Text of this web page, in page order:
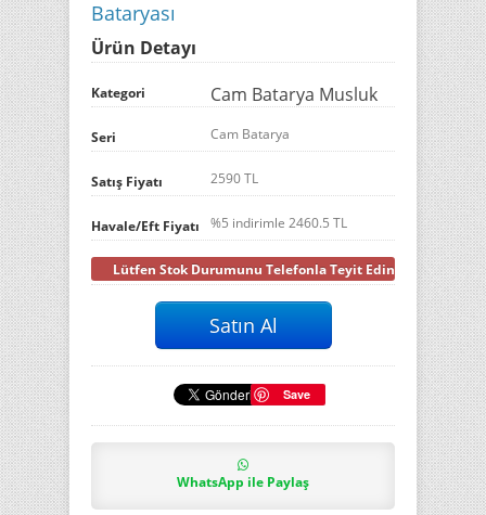
Bataryası
Ürün Detayı
Kategori Cam Batarya Musluk
Seri Cam Batarya
Satış Fiyatı 2590 TL
Havale/Eft Fiyatı %5 indirimle 2460.5 TL
Lütfen Stok Durumunu Telefonla Teyit Ediniz
Save
WhatsApp ile Paylaş